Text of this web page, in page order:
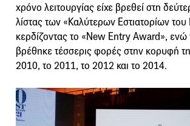
χρόνο λειτουργίας είχε βρεθεί στη
λίστας των «Καλύτερων Εστιατορίων
κερδίζοντας το «New Entry Award»,
βρέθηκε τέσσερις φορές στην κορυφή
2010, το 2011, το 2012 και το 2014.